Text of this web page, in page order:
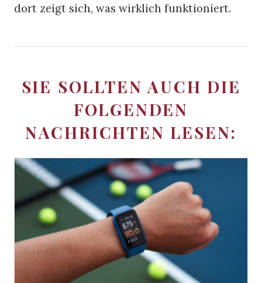
dort zeigt sich, was wirklich funktioniert.
SIE SOLLTEN AUCH DIE
FOLGENDEN
NACHRICHTEN LESEN: